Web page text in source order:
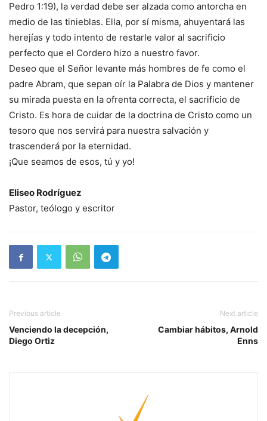
Pedro 1:19), la verdad debe ser alzada como antorcha en
medio de las tinieblas. Ella, por sí misma, ahuyentará las
herejías y todo intento de restarle valor al sacrificio
perfecto que el Cordero hizo a nuestro favor.
Deseo que el Señor levante más hombres de fe como el
padre Abram, que sepan oír la Palabra de Dios y mantener
su mirada puesta en la ofrenta correcta, el sacrificio de
Cristo. Es hora de cuidar de la doctrina de Cristo como un
tesoro que nos servirá para nuestra salvación y
trascenderá por la eternidad.
¡Que seamos de esos, tú y yo!
Eliseo Rodríguez
Pastor, teólogo y escritor
Previous article
Venciendo la decepción,
Diego Ortiz
Next article
Cambiar hábitos, Arnold
Enns